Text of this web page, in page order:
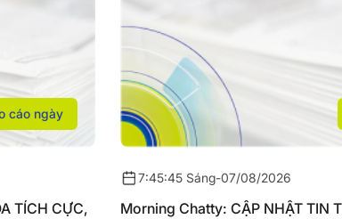
cáo ngày
TÍCH CỰC,
7:45:45 Sáng-07/08/2026
Morning Chatty: CẬP NHẬT TIN